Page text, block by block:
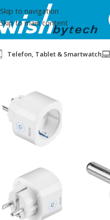
Skip to navigation
Skip to main content
Telefon, Tablet & Smartwatch